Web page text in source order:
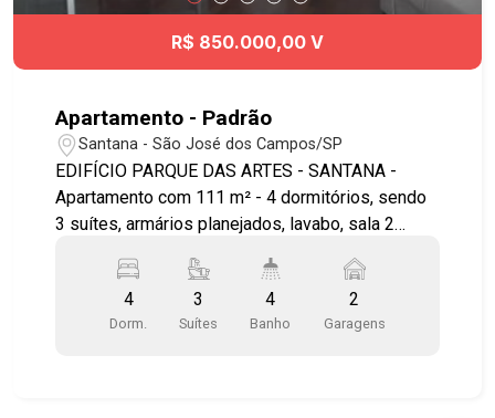
R$ 850.000,00 V
Apartamento - Padrão
Santana - São José dos Campos/SP
EDIFÍCIO PARQUE DAS ARTES - SANTANA -
Apartamento com 111 m² - 4 dormitórios, sendo
3 suítes, armários planejados, lavabo, sala 2
fechamento em vidro e cortina blackout, cozinha
planejada, área de serviço, 2 vagas de garagem
cobertas - Lazer com Churrasqueira, Espanco
4
Dorm.
3
Suítes
4
Banho
2
Garagens